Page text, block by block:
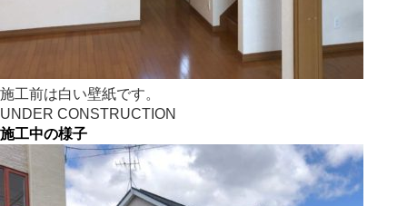
施工前は白い壁紙です。
UNDER CONSTRUCTION
施工中の様子